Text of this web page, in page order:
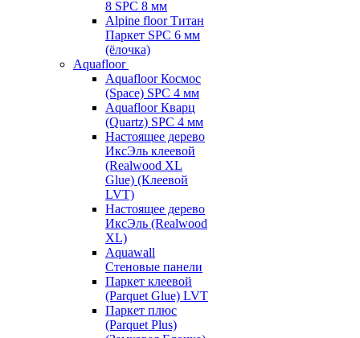
8 SPC 8 мм
Alpine floor Титан
Паркет SPC 6 мм
(ёлочка)
Aquafloor
Aquafloor Космос
(Space) SPC 4 мм
Aquafloor Кварц
(Quartz) SPC 4 мм
Настоящее дерево
ИксЭль клеевой
(Realwood XL
Glue) (Клеевой
LVT)
Настоящее дерево
ИксЭль (Realwood
XL)
Aquawall
Стеновые панели
Паркет клеевой
(Parquet Glue) LVT
Паркет плюс
(Parquet Plus)